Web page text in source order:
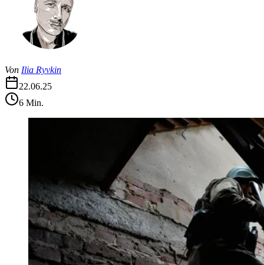
Von Ilia Ryvkin
22.06.25
6 Min.